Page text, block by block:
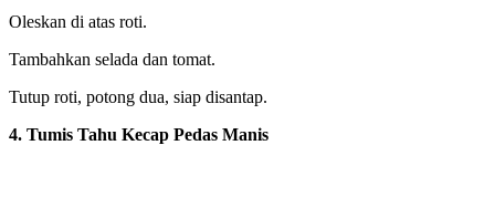
Oleskan di atas roti.
Tambahkan selada dan tomat.
Tutup roti, potong dua, siap disantap.
4. Tumis Tahu Kecap Pedas Manis